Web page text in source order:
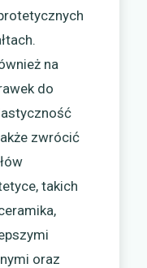
na
do
zwrócić
takich
oraz